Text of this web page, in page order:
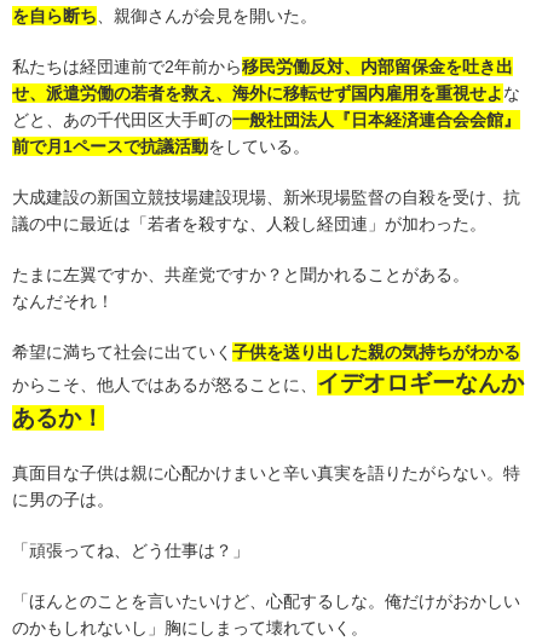
を自ら断ち 、親御さんが会見を開いた。
私たちは経団連前で2年前から移民労働反対、内部留保金を吐き出
せ、派遣労働の若者を救え、海外に移転せず国内雇用を重視せよな
どと、あの千代田区大手町の一般社団法人『日本経済連合会会館』
前で月1ペースで抗議活動をしている。
大成建設の新国立競技場建設現場、新米現場監督の自殺を受け、抗
議の中に最近は「若者を殺すな、人殺し経団連」が加わった。
たまに左翼ですか、共産党ですか？と聞かれることがある。
なんだそれ！
希望に満ちて社会に出ていく 子供を送り出した親の気持ちがわかる
からこそ、他人ではあるが怒ることに、 イデオロギーなんか
あるか！
真面目な子供は親に心配かけまいと辛い真実を語りたがらない。特
に男の子は。
「頑張ってね、どう仕事は？」
「ほんとのことを言いたいけど、心配するしな。俺だけがおかしい
のかもしれないし」胸にしまって壊れていく。